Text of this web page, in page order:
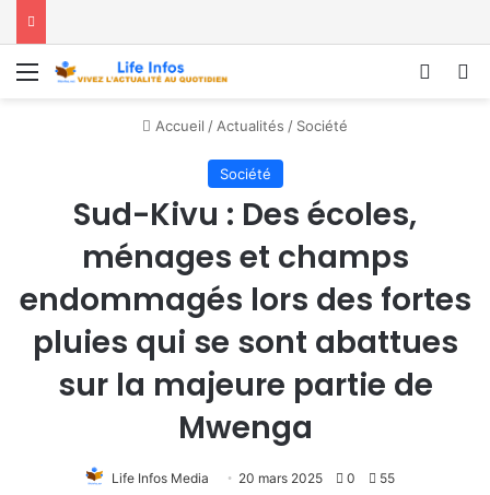
Menu
Accueil / Actualités / Société
Société
Sud-Kivu : Des écoles,
ménages et champs
endommagés lors des fortes
pluies qui se sont abattues
sur la majeure partie de
Mwenga
Life Infos Media 20 mars 2025 0 55